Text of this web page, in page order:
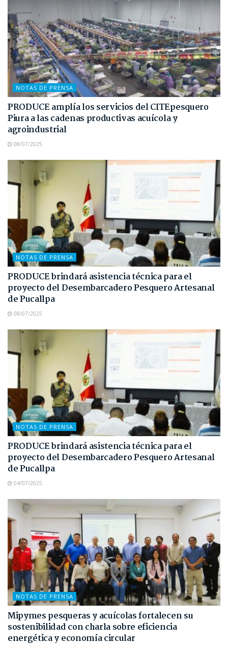
NOTAS DE PRENSA
PRODUCE amplía los servicios del CITEpesquero
Piura a las cadenas productivas acuícola y
agroindustrial
08/07/2025
NOTAS DE PRENSA
PRODUCE brindará asistencia técnica para el
proyecto del Desembarcadero Pesquero Artesanal
de Pucallpa
08/07/2025
NOTAS DE PRENSA
PRODUCE brindará asistencia técnica para el
proyecto del Desembarcadero Pesquero Artesanal
de Pucallpa
04/07/2025
NOTAS DE PRENSA
Mipymes pesqueras y acuícolas fortalecen su
sostenibilidad con charla sobre eficiencia
energética y economía circular